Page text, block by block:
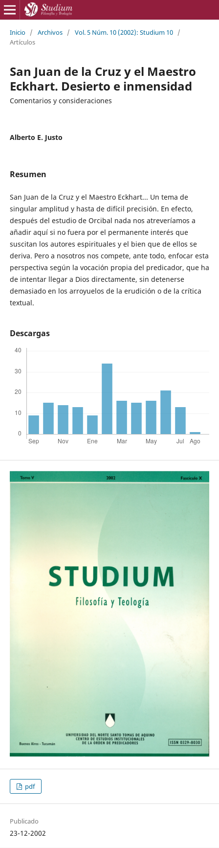
Inicio / Archivos / Vol. 5 Núm. 10 (2002): Studium 10 /
Artículos
San Juan de la Cruz y el Maestro
Eckhart. Desierto e inmensidad
Comentarios y consideraciones
Alberto E. Justo
Resumen
San Juan de la Cruz y el Maestro Eckhart... Un tema de
singular amplitud y hasta de difícil precisión. En efecto,
después del estudio de Orcibal nada nos atreveríamos a
añadir aquí si no fuera por el permanente interés que
suscitan los autores espirituales y el bien que de ellos se
deriva. Pero a nosotros nos compete, ante todo, enfocar esta
perspectiva según la vocación propia del predicador, que ha
de intentar llegar a Dios directamente, sin detenerse
demasiado en los arroyuelos de la erudición o de la crítica
textual.
Descargas
pdf
Publicado
23-12-2002